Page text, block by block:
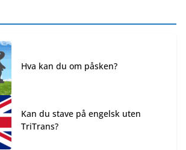
Hva kan du om påsken?
Kan du stave på engelsk uten
TriTrans?